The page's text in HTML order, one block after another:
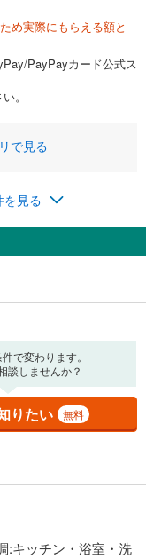
1,480万円
入力してくださ
です。
万円
さい。
て異なります。
何ら関係がなく、実際
ものではありません。返
入力された金利を35年
注意ください。実際にお
確認をお願いいたしま
す。
る 無料
め実際にもらえる額と
PayPayカード公式ス
。
で見る
を見る
で変わります。
談しませんか？
りたい 無料
:キッチン・浴室・洗